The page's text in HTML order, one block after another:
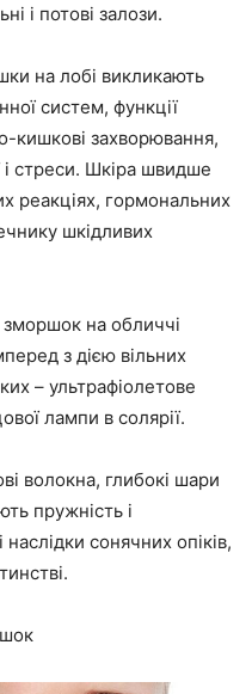
і потові залози.
на лобі викликають
систем, функції
кишкові захворювання,
і стреси. Шкіра швидше
реакціях, гормональних
шкідливих
зморшок на обличчі
з дією вільних
– ультрафіолетове
лампи в солярії.
волокна, глибокі шари
пружність і
сонячних опіків,